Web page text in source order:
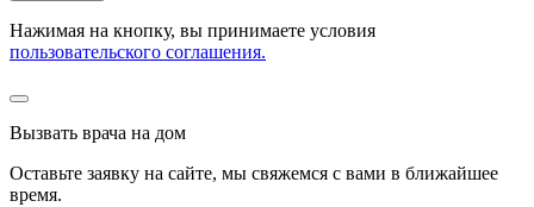
Нажимая на кнопку, вы принимаете условия
пользовательского соглашения.
Вызвать врача на дом
Оставьте заявку на сайте, мы свяжемся с вами в ближайшее
время.